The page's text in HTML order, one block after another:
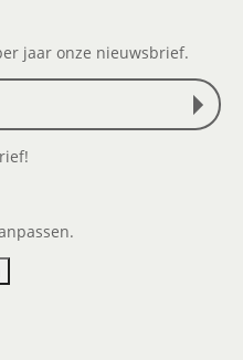
jaar onze nieuwsbrief.